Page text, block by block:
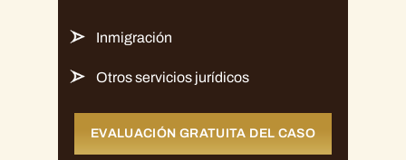
Inmigración
Otros servicios jurídicos
EVALUACIÓN GRATUITA DEL CASO